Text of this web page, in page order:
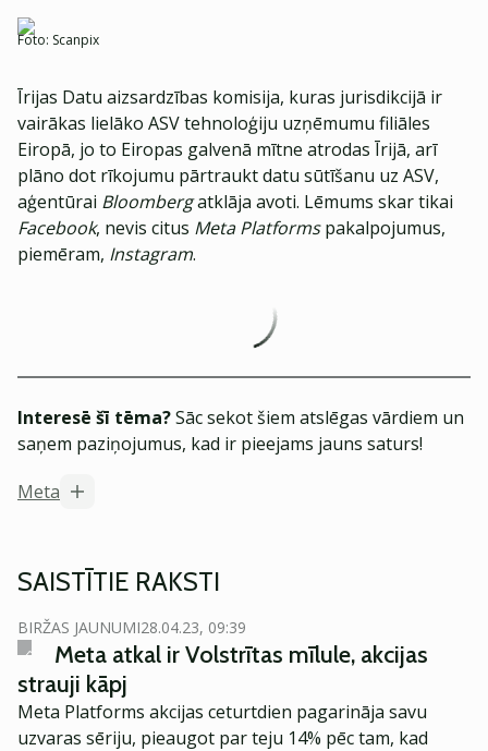
Foto: Scanpix
Īrijas Datu aizsardzības komisija, kuras jurisdikcijā ir
vairākas lielāko ASV tehnoloģiju uzņēmumu filiāles
Eiropā, jo to Eiropas galvenā mītne atrodas Īrijā, arī
plāno dot rīkojumu pārtraukt datu sūtīšanu uz ASV,
aģentūrai Bloombergatklāja avoti. Lēmums skar tikai
Facebook, nevis citus Meta Platformspakalpojumus,
piemēram, Instagram.
Interesē šī tēma?Sāc sekot šiem atslēgas vārdiem un
saņem paziņojumus, kad ir pieejams jauns saturs!
Meta
SAISTĪTIE RAKSTI
BIRŽAS JAUNUMI28.04.23, 09:39
Meta atkal ir Volstrītas mīlule, akcijas
strauji kāpj
Meta Platforms akcijas ceturtdien pagarināja savu
uzvaras sēriju, pieaugot par teju 14% pēc tam, kad